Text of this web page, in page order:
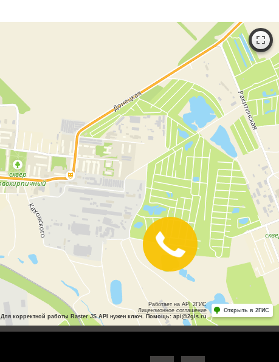
Работает на API 2ГИС
Лицензионное соглашение
Для корректной работы Raster JS API нужен ключ. Помощь: api@2gis.ru
Открыть в 2ГИС
Закажите
звонок